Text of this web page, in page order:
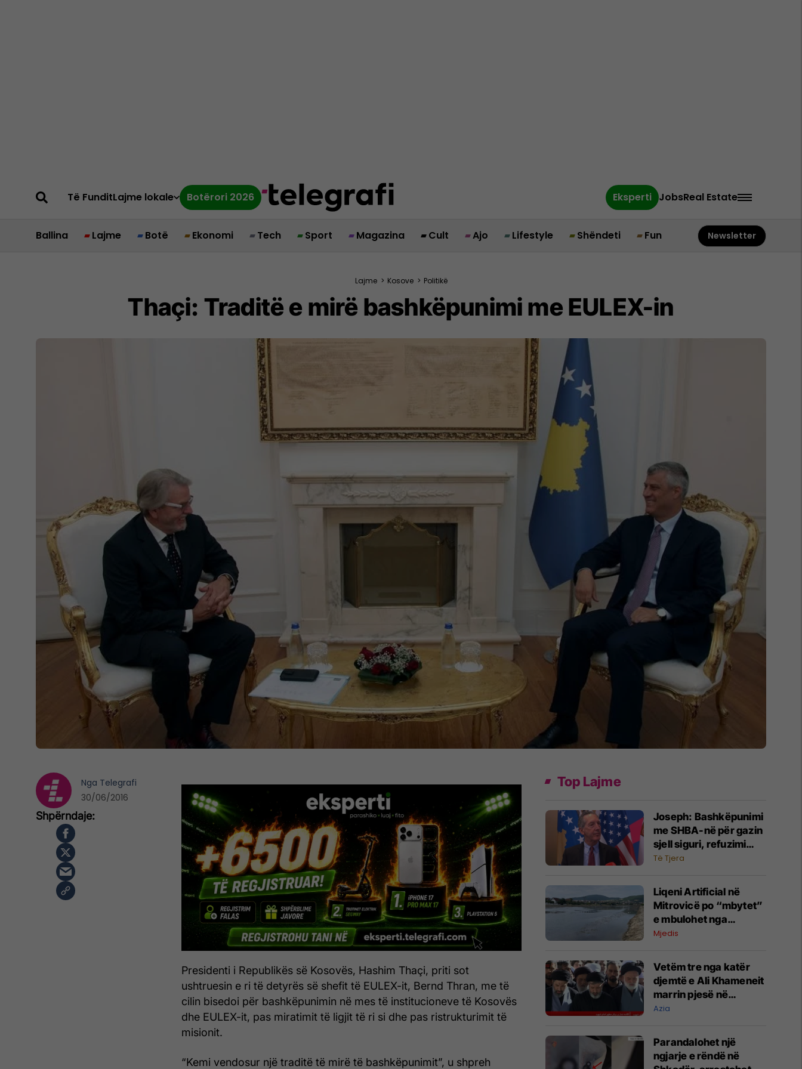
Të FunditLajme lokale Botërori 2026 Eksperti JobsReal Estate
Ballina Lajme Botë Ekonomi Tech Sport Magazina Cult Ajo Lifestyle Shëndeti Fun Newsletter
Lajme > Kosove > Politikë
Thaçi: Traditë e mirë bashkëpunimi me EULEX-in
Presidenti i Republikës së Kosovës, Hashim Thaçi, priti sot
ushtruesin e ri të detyrës së shefit të EULEX-it, Bernd Thran, me të
cilin bisedoi për bashkëpunimin në mes të institucioneve të Kosovës
dhe EULEX-it, pas miratimit të ligjit të ri si dhe pas ristrukturimit të
misionit.
“Kemi vendosur një traditë të mirë të bashkëpunimit”, u shpreh
Nga Telegrafi
30/06/2016
Top Lajme
​Joseph: Bashkëpunimi
me SHBA-në për gazin
sjell siguri, refuzimi
sjell pasoja
Të Tjera
​Liqeni Artificial në
Mitrovicë po “mbytet”
e mbulohet nga
barishtet, kush e ka
Mjedis
Vetëm tre nga katër
djemtë e Ali Khameneit
marrin pjesë në
varrimin e babait -
zhdukur'
Azia
Parandalohet një
ngjarje e rëndë në